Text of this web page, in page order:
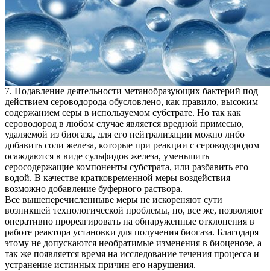
7. Подавление деятельности метанобразующих бактерий под
действием сероводорода обусловлено, как правило, высоким
содержанием серы в используемом субстрате. Но так как
сероводород в любом случае является вредной примесью,
удаляемой из биогаза, для его нейтрализации можно либо
добавить соли железа, которые при реакции с сероводородом
осаждаются в виде сульфидов железа, уменьшить
серосодержащие компоненты субстрата, или разбавить его
водой. В качестве кратковременной меры воздействия
возможно добавление буферного раствора.
Все вышеперечисленныве меры не искореняют сути
возникшей технологической проблемы, но, все же, позволяют
оперативно прореагировать на обнаруженные отклонения в
работе реактора установки для получения биогаза. Благодаря
этому не допускаются необратимые изменения в биоценозе, а
так же появляется время на исследование течения процесса и
устранение истинных причин его нарушения.